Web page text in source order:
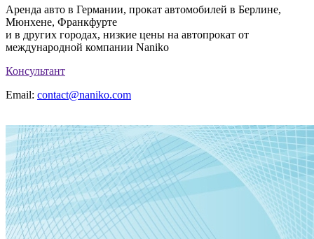
Аренда авто в Германии, прокат автомобилей в Берлине,
Мюнхене, Франкфурте
и в других городах, низкие цены на автопрокат от
международной компании Naniko
Консультант
Email: contact@naniko.com